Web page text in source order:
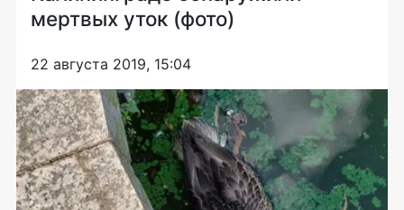
мертвых уток (фото)
22 августа 2019, 15:04